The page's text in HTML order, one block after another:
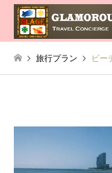
旅行プラン ビー